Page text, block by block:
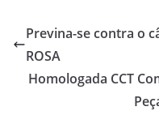
e
b
o
er
Previna-se contra o
ROSA
Homologada CCT